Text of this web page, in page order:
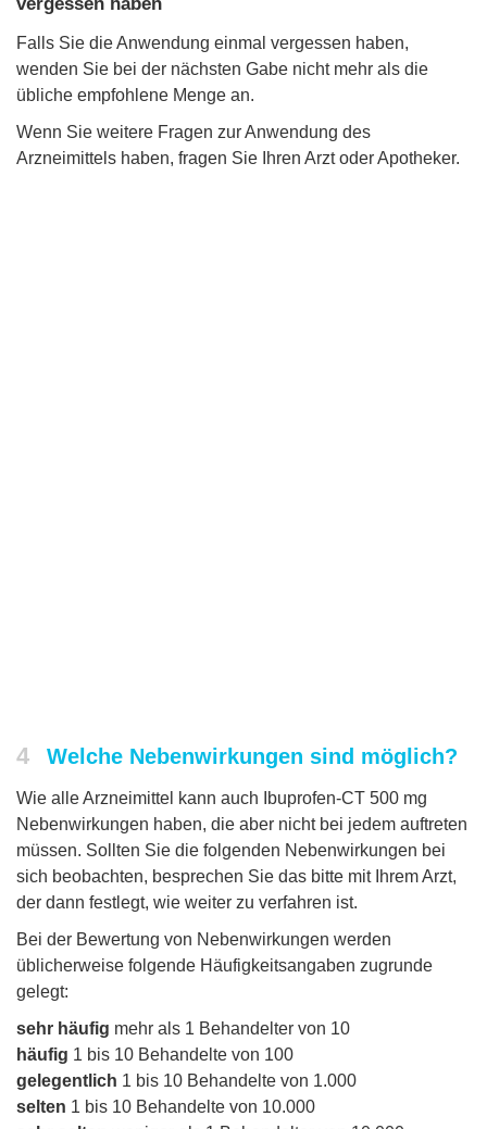
Falls Sie die Anwendung einmal vergessen haben,
wenden Sie bei der nächsten Gabe nicht mehr als die
übliche empfohlene Menge an.
Wenn Sie weitere Fragen zur Anwendung des
Arzneimittels haben, fragen Sie Ihren Arzt oder Apotheker.
4 Welche Nebenwirkungen sind möglich?
Wie alle Arzneimittel kann auch Ibuprofen-CT 500 mg
Nebenwirkungen haben, die aber nicht bei jedem auftreten
müssen. Sollten Sie die folgenden Nebenwirkungen bei
sich beobachten, besprechen Sie das bitte mit Ihrem Arzt,
der dann festlegt, wie weiter zu verfahren ist.
Bei der Bewertung von Nebenwirkungen werden
üblicherweise folgende Häufigkeitsangaben zugrunde
gelegt:
sehr häufig mehr als 1 Behandelter von 10
häufig 1 bis 10 Behandelte von 100
gelegentlich 1 bis 10 Behandelte von 1.000
selten 1 bis 10 Behandelte von 10.000